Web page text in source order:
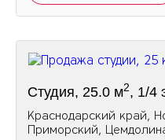
Студия, 25.0 м2, 1/4
Краснодарский край,
Приморский,